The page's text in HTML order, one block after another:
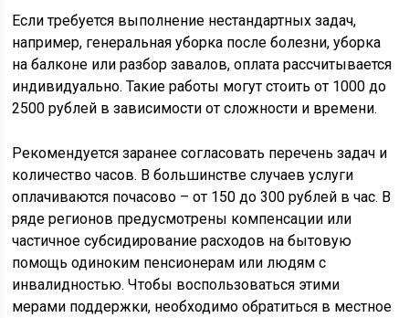
Если требуется выполнение нестандартных задач,
например, генеральная уборка после болезни, уборка
на балконе или разбор завалов, оплата рассчитывается
индивидуально. Такие работы могут стоить от 1000 до
2500 рублей в зависимости от сложности и времени.
Рекомендуется заранее согласовать перечень задач и
количество часов. В большинстве случаев услуги
оплачиваются почасово – от 150 до 300 рублей в час. В
ряде регионов предусмотрены компенсации или
частичное субсидирование расходов на бытовую
помощь одиноким пенсионерам или людям с
инвалидностью. Чтобы воспользоваться этими
мерами поддержки, необходимо обратиться в местное